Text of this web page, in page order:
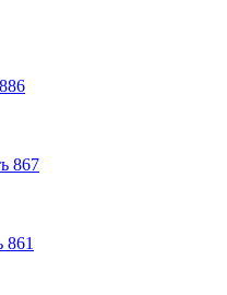
886
867
861